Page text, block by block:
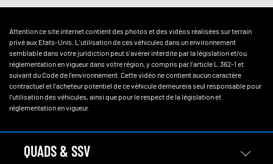
Attention ce site internet contient des photos et des vidéos réalisées sur terrain
privé aux Etats-Unis. L'utilisation de ces véhicules dans un environnement
semblable dans votre juridiction peut s'avérer interdite par la législation et/ou
réglementation en vigueur dans votre région, y compris par l'article L.362-1 et
suivant du Code de l'environnement. Cette vidéo ne contient aucun caractère
contractuel et l'acheteur potentiel de ce véhicule demeurera seul responsable pour
l'utilisation des véhicules, ainsi que pour le respect de la législation et
réglementation en vigueur.
QUADS & SSV